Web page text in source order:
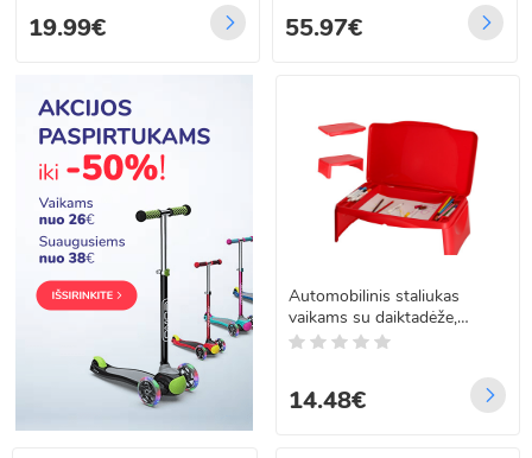
19.99€ 55.97€
Automobilinis staliukas
vaikams su daiktadėže,
raudonas
14.48€